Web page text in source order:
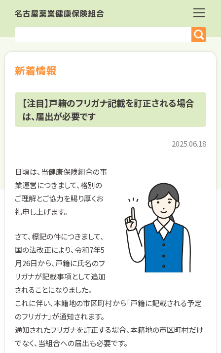
新着情報
【注目】戸籍のフリガナ記載を訂正される場合
は、届出が必要です
2025.06.18
日頃は、当健康保険組合の事
業運営につきまして、格別の
ご理解とご協力を賜り厚くお
礼申し上げます。
さて、標記の件につきまして、
国の法改正により、令和7年5
月26日から、戸籍に氏名のフ
リガナが記載事項として追加
されることになりました。
これに伴い、本籍地の市区町村から「戸籍に記載される予定
のフリガナ」が通知されます。
通知されたフリガナを訂正する場合、本籍地の市区町村だけ
でなく、当組合への届出も必要です。